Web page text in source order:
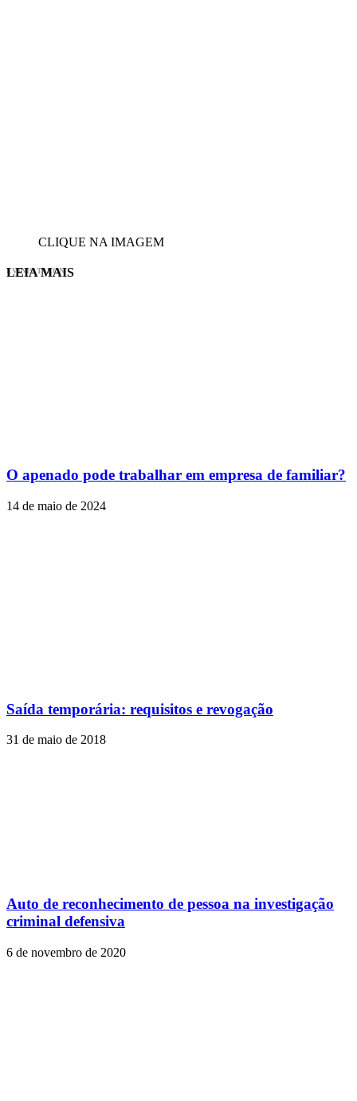
CLIQUE NA IMAGEM
EVINIS TALON
LEIA MAIS
O apenado pode trabalhar em empresa de familiar?
14 de maio de 2024
Saída temporária: requisitos e revogação
31 de maio de 2018
Auto de reconhecimento de pessoa na investigação
criminal defensiva
6 de novembro de 2020